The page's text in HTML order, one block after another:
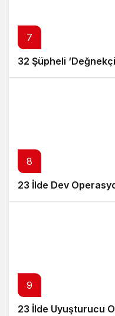
7
32 Şüpheli
8
23 İlde Dev
9
23 İlde Uyuşturucu